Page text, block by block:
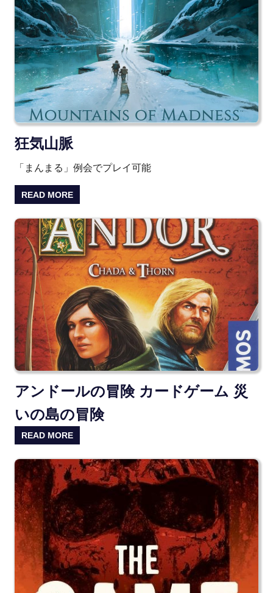
狂気山脈
「まんまる」例会でプレイ可能
READ MORE
アンドールの冒険 カードゲーム 災
いの島の冒険
READ MORE